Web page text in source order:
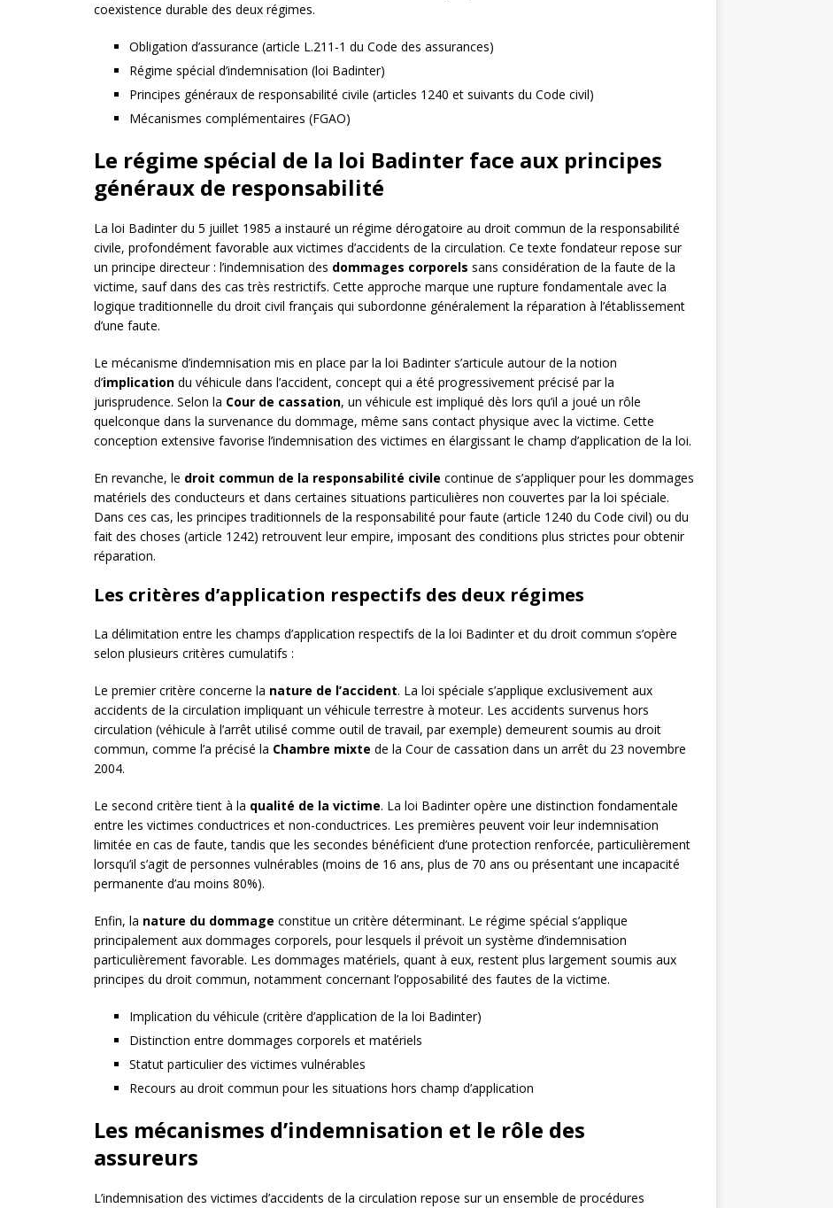
coexistence durable des deux régimes.
Obligation d’assurance (article L.211-1 du Code des assurances)
Régime spécial d’indemnisation (loi Badinter)
Principes généraux de responsabilité civile (articles 1240 et suivants du Code civil)
Mécanismes complémentaires (FGAO)
Le régime spécial de la loi Badinter face aux principes
généraux de responsabilité
La loi Badinter du 5 juillet 1985 a instauré un régime dérogatoire au droit commun de la responsabilité
civile, profondément favorable aux victimes d’accidents de la circulation. Ce texte fondateur repose sur
un principe directeur : l’indemnisation des dommages corporels sans considération de la faute de la
victime, sauf dans des cas très restrictifs. Cette approche marque une rupture fondamentale avec la
logique traditionnelle du droit civil français qui subordonne généralement la réparation à l’établissement
d’une faute.
Le mécanisme d’indemnisation mis en place par la loi Badinter s’articule autour de la notion
d’implicationdu véhicule dans l’accident, concept qui a été progressivement précisé par la
jurisprudence. Selon la Cour de cassation, un véhicule est impliqué dès lors qu’il a joué un rôle
quelconque dans la survenance du dommage, même sans contact physique avec la victime. Cette
conception extensive favorise l’indemnisation des victimes en élargissant le champ d’application de la loi.
En revanche, le droit commun de la responsabilité civile continue de s’appliquer pour les dommages
matériels des conducteurs et dans certaines situations particulières non couvertes par la loi spéciale.
Dans ces cas, les principes traditionnels de la responsabilité pour faute (article 1240 du Code civil) ou du
fait des choses (article 1242) retrouvent leur empire, imposant des conditions plus strictes pour obtenir
réparation.
Les critères d’application respectifs des deux régimes
La délimitation entre les champs d’application respectifs de la loi Badinter et du droit commun s’opère
selon plusieurs critères cumulatifs :
Le premier critère concerne la nature de l’accident. La loi spéciale s’applique exclusivement aux
accidents de la circulation impliquant un véhicule terrestre à moteur. Les accidents survenus hors
circulation (véhicule à l’arrêt utilisé comme outil de travail, par exemple) demeurent soumis au droit
commun, comme l’a précisé la Chambre mixte de la Cour de cassation dans un arrêt du 23 novembre
2004.
Le second critère tient à la qualité de la victime. La loi Badinter opère une distinction fondamentale
entre les victimes conductrices et non-conductrices. Les premières peuvent voir leur indemnisation
limitée en cas de faute, tandis que les secondes bénéficient d’une protection renforcée, particulièrement
lorsqu’il s’agit de personnes vulnérables (moins de 16 ans, plus de 70 ans ou présentant une incapacité
permanente d’au moins 80%).
Enfin, la nature du dommage constitue un critère déterminant. Le régime spécial s’applique
principalement aux dommages corporels, pour lesquels il prévoit un système d’indemnisation
particulièrement favorable. Les dommages matériels, quant à eux, restent plus largement soumis aux
principes du droit commun, notamment concernant l’opposabilité des fautes de la victime.
Implication du véhicule (critère d’application de la loi Badinter)
Distinction entre dommages corporels et matériels
Statut particulier des victimes vulnérables
Recours au droit commun pour les situations hors champ d’application
Les mécanismes d’indemnisation et le rôle des
assureurs
L’indemnisation des victimes d’accidents de la circulation repose sur un ensemble de procédures